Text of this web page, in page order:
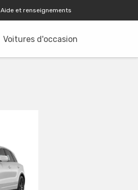
Aide et renseignements
Voitures d'occasion